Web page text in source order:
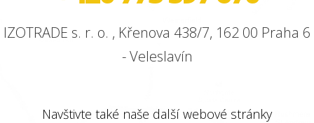
IZOTRADE s. r. o. , Křenova 438/7, 162 00 Praha 6
- Veleslavín
Navštivte také naše další webové stránky